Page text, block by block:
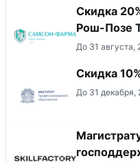
Скидка
Рош-Позе
До 31 августа,
Скидка
До 31 декабря,